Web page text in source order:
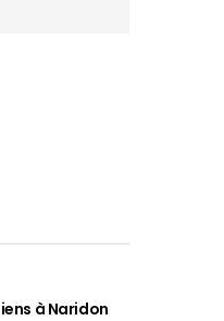
à Naridon